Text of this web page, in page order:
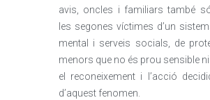
avis, oncles i familiars també
les segones víctimes d’un
mental i serveis socials, de
menors que no és prou sensible
el reconeixement i l’acció
d’aquest fenomen.